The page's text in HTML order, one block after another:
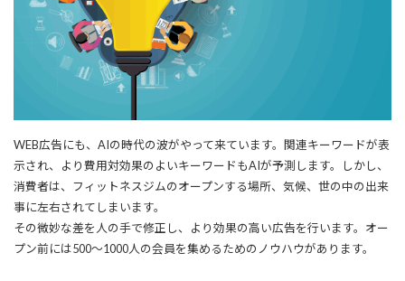
WEB広告にも、AIの時代の波がやって来ています。関連キーワードが表
示され、より費用対効果のよいキーワードもAIが予測します。しかし、
消費者は、フィットネスジムのオープンする場所、気候、世の中の出来
事に左右されてしまいます。
その微妙な差を人の手で修正し、より効果の高い広告を行います。オー
プン前には500～1000人の会員を集めるためのノウハウがあります。